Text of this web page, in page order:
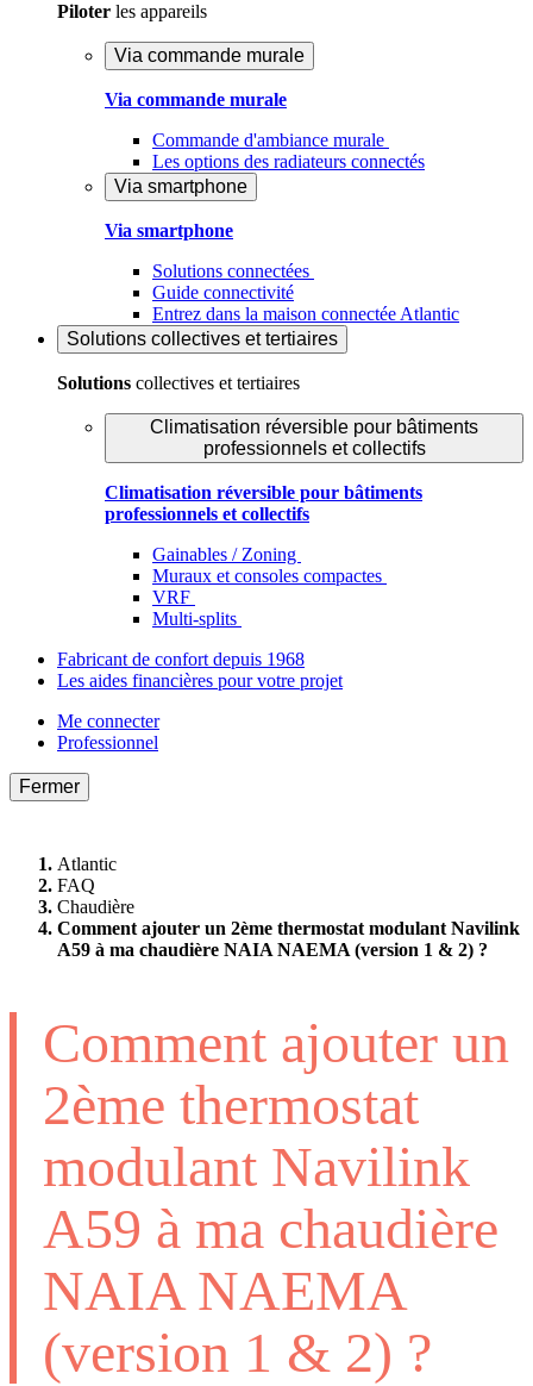
Piloter les appareils
Via commande murale
Via commande murale
Commande d'ambiance murale
Les options des radiateurs connectés
Via smartphone
Via smartphone
Solutions connectées
Guide connectivité
Entrez dans la maison connectée Atlantic
Solutions collectives et tertiaires
Solutions collectives et tertiaires
Climatisation réversible pour bâtiments
professionnels et collectifs
Climatisation réversible pour bâtiments
professionnels et collectifs
Gainables / Zoning
Muraux et consoles compactes
VRF
Multi-splits
Fabricant de confort depuis 1968
Les aides financières pour votre projet
Me connecter
Professionnel
Fermer
Atlantic
FAQ
Chaudière
Comment ajouter un 2ème thermostat modulant Navilink
A59 à ma chaudière NAIA NAEMA (version 1 & 2) ?
Comment ajouter un
2ème thermostat
modulant Navilink
A59 à ma chaudière
NAIA NAEMA
(version 1 & 2) ?